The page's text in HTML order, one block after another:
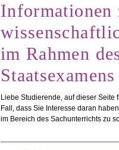
Informationen
im Rahmen
Staatsexamens
Liebe Studierende, auf dieser Seite
Fall, dass Sie Interesse daran
im Bereich des Sachunterrichts zu